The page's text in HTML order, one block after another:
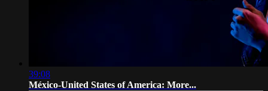
39:08
México-United States of America: More...